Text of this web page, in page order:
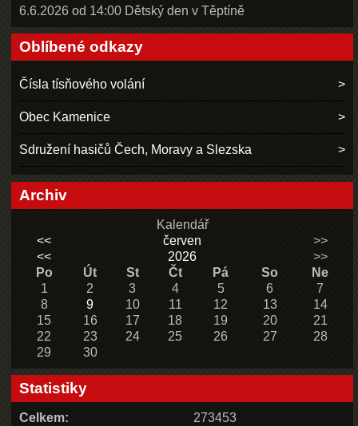
6.6.2026 od 14:00 Dětský den v Těptíně
Oblíbené odkazy
Čísla tísňového volání
Obec Kamenice
Sdružení hasičů Čech, Moravy a Slezska
Archiv
Kalendář
<<
červen
>>
<<
2026
>>
Po
Út St Čt Pá So
Ne
1
2 3 4 5 6
7
8
9 10 11 12 13
14
15
16 17 18 19 20
21
22
23 24 25 26 27
28
29
30
Statistiky
Celkem: 273453